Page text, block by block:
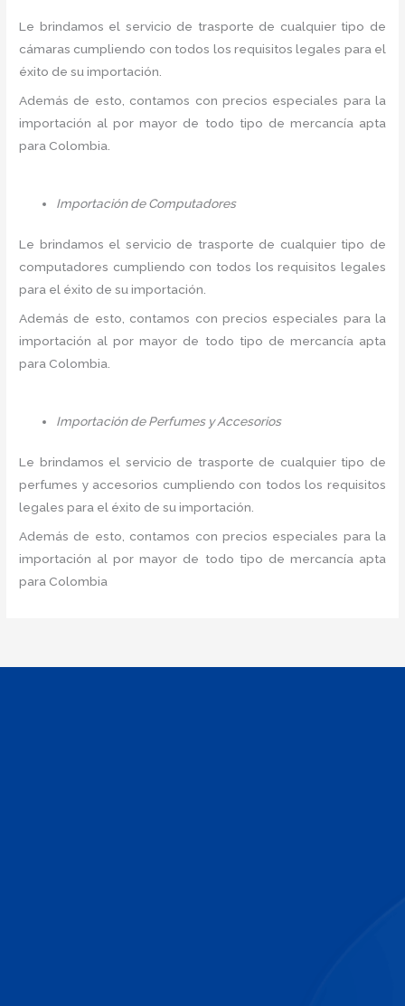
Le brindamos el servicio de trasporte de cualquier tipo de
cámaras cumpliendo con todos los requisitos legales para el
éxito de su importación.
Además de esto, contamos con precios especiales para la
importación al por mayor de todo tipo de mercancía apta
para Colombia.
Importación de Computadores
Le brindamos el servicio de trasporte de cualquier tipo de
computadores cumpliendo con todos los requisitos legales
para el éxito de su importación.
Además de esto, contamos con precios especiales para la
importación al por mayor de todo tipo de mercancía apta
para Colombia.
Importación de Perfumes y Accesorios
Le brindamos el servicio de trasporte de cualquier tipo de
perfumes y accesorios cumpliendo con todos los requisitos
legales para el éxito de su importación.
Además de esto, contamos con precios especiales para la
importación al por mayor de todo tipo de mercancía apta
para Colombia